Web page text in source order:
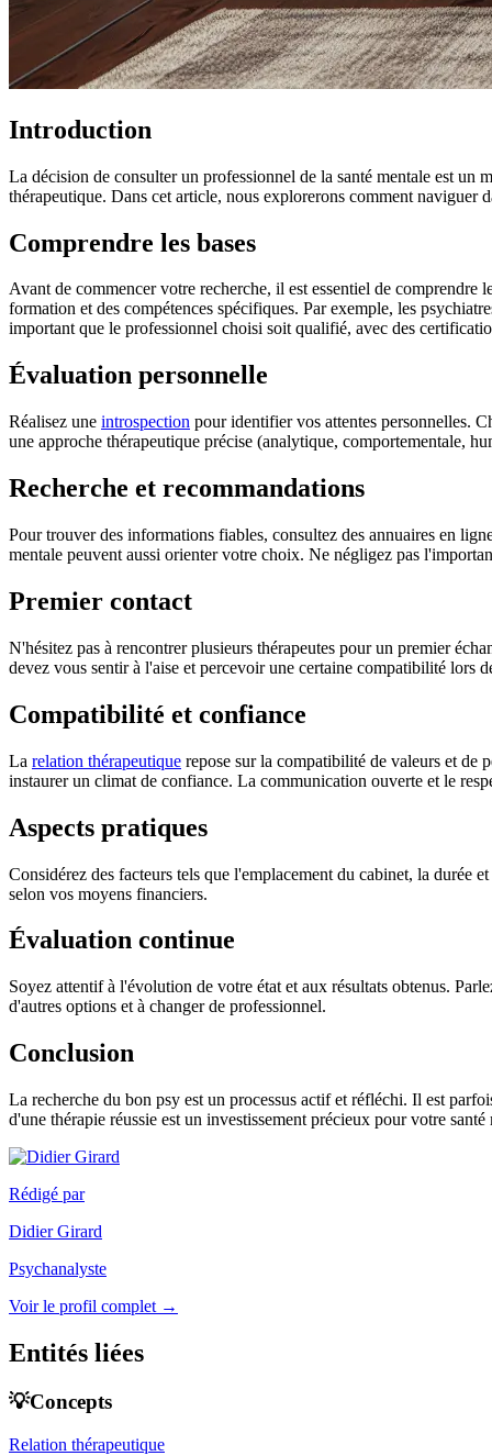
Introduction
La décision de consulter un professionnel de la santé mentale est un
thérapeutique. Dans cet article, nous explorerons comment naviguer
Comprendre les bases
Avant de commencer votre recherche, il est essentiel de comprendre
formation et des compétences spécifiques. Par exemple, les
important que le professionnel choisi soit qualifié, avec des
Évaluation personnelle
Réalisez une introspection pour identifier vos attentes personnelles.
une approche thérapeutique précise (analytique, comportementale,
Recherche et recommandations
Pour trouver des informations fiables, consultez des annuaires en
mentale peuvent aussi orienter votre choix. Ne négligez pas
Premier contact
N'hésitez pas à rencontrer plusieurs thérapeutes pour un premier
devez vous sentir à l'aise et percevoir une certaine compatibilité lors
Compatibilité et confiance
La relation thérapeutique repose sur la compatibilité de valeurs et de
instaurer un climat de confiance. La communication ouverte et le
Aspects pratiques
Considérez des facteurs tels que l'emplacement du cabinet, la durée
selon vos moyens financiers.
Évaluation continue
Soyez attentif à l'évolution de votre état et aux résultats obtenus.
d'autres options et à changer de professionnel.
Conclusion
La recherche du bon psy est un processus actif et réfléchi. Il est
d'une thérapie réussie est un investissement précieux pour votre santé
Rédigé par
Didier Girard
Psychanalyste
Voir le profil complet →
Entités liées
💡Concepts
Relation thérapeutique